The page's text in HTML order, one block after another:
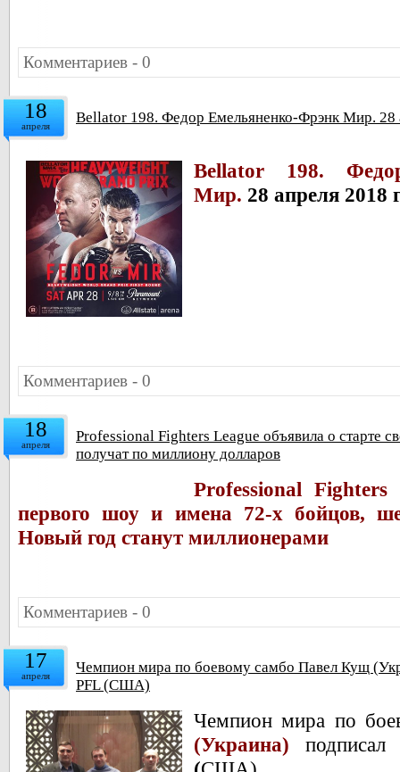
Комментариев - 0
18
апреля Bellator 198. Федор Емельяненко-Фрэнк Мир.
Bellator 198.
Мир. 28 апреля
Комментариев - 0
18
апреля
Professional Fighters League объявила о старте
получат по миллиону долларов
Professional
первого шоу и имена 72-х бойцов,
Новый год станут миллионерами
Комментариев - 0
17
апреля
Чемпион мира по боевому самбо Павел Кущ
PFL (США)
Чемпион мира по
(Украина)